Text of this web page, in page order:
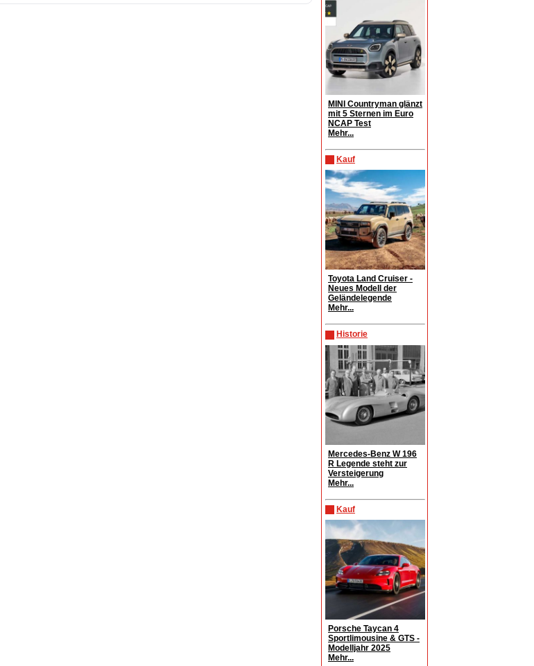
MINI Countryman glänzt
mit 5 Sternen im Euro
NCAP Test
Mehr...
Kauf
Toyota Land Cruiser -
Neues Modell der
Geländelegende
Mehr...
Historie
Mercedes-Benz W 196
R Legende steht zur
Versteigerung
Mehr...
Kauf
Porsche Taycan 4
Sportlimousine & GTS -
Modelljahr 2025
Mehr...